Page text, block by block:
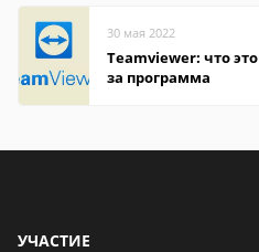
30 мая 2022
Teamviewer: что это
за программа
УЧАСТИЕ